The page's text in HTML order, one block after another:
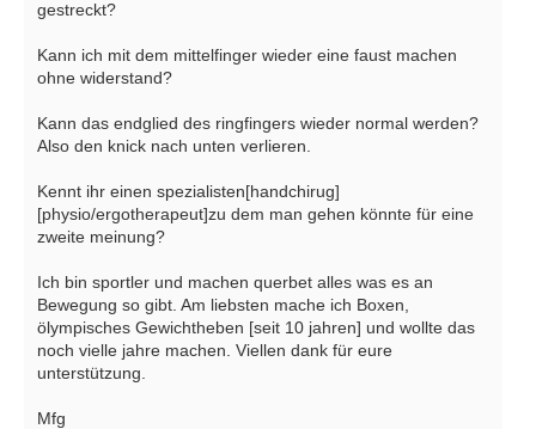
gestreckt?
Kann ich mit dem mittelfinger wieder eine faust machen
ohne widerstand?
Kann das endglied des ringfingers wieder normal werden?
Also den knick nach unten verlieren.
Kennt ihr einen spezialisten[handchirug]
[physio/ergotherapeut]zu dem man gehen könnte für eine
zweite meinung?
Ich bin sportler und machen querbet alles was es an
Bewegung so gibt. Am liebsten mache ich Boxen,
ölympisches Gewichtheben [seit 10 jahren] und wollte das
noch vielle jahre machen. Viellen dank für eure
unterstützung.
Mfg